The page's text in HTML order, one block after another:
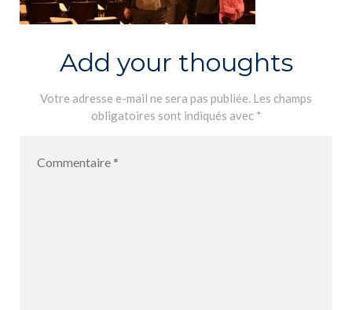
Add your thoughts
Votre adresse e-mail ne sera pas publiée. Les champs
obligatoires sont indiqués avec *